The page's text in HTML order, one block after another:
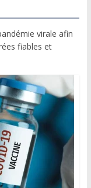
virale afin
fiables et